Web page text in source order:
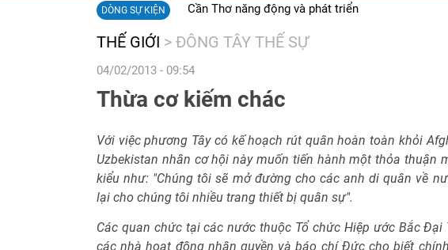
DÒNG SỰ KIỆN Cần Thơ năng động và phát triển
THẾ GIỚI > ĐÔNG TÂY THẾ SỰ
04/02/2013 - 09:54
Thừa cơ kiếm chác
Với việc phương Tây có kế hoạch rút quân hoàn toàn khỏi
Uzbekistan nhân cơ hội này muốn tiến hành một thỏa thuận
kiểu như: "Chúng tôi sẽ mở đường cho các anh di quân về
lại cho chúng tôi nhiều trang thiết bị quân sự".
Các quan chức tại các nước thuộc Tổ chức Hiệp ước Bắc Đại
các nhà hoạt động nhân quyền và báo chí Đức cho biết